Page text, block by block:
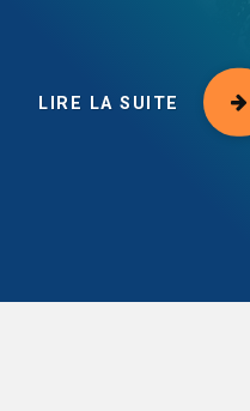
LIRE LA SUITE
LIRE LA SUITE
LIRE LA SUITE